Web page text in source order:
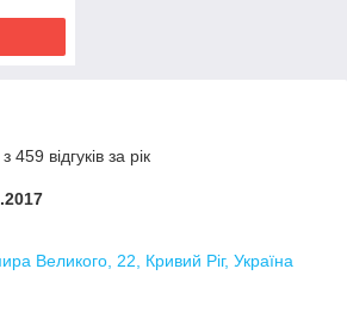
відгуків за рік
Великого, 22, Кривий Ріг, Україна